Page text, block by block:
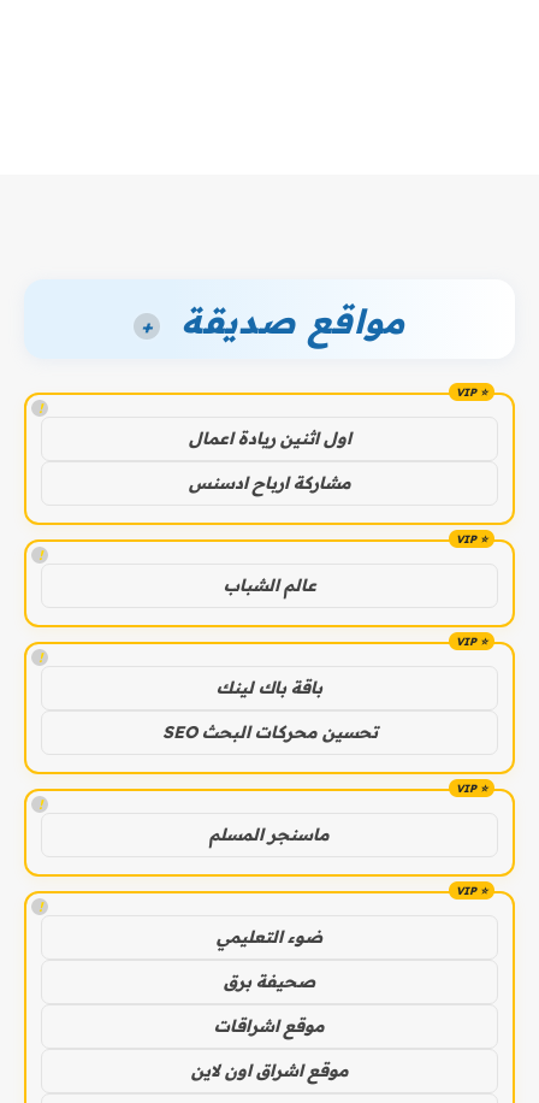
مواقع صديقة +
!
اول اثنين ريادة اعمال
مشاركة ارباح ادسنس
!
عالم الشباب
!
باقة باك لينك
تحسين محركات البحث SEO
!
ماسنجر المسلم
!
ضوء التعليمي
صحيفة برق
موقع اشراقات
موقع اشراق اون لاين